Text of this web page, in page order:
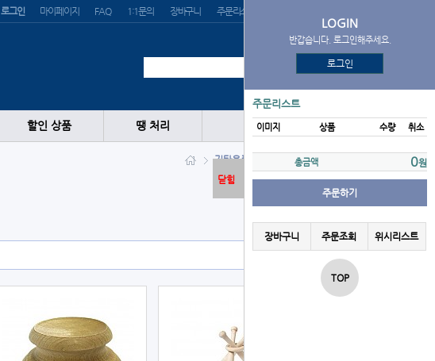
로그인 마이페이지 FAQ 1:1문의 장바구니 주문리스트
할인 상품 땡 처리
기타용품 장식품
LOGIN
반갑습니다. 로그인해주세요.
로그인
주문리스트
이미지 상품 수량 취소
총금액 0원
주문하기
장바구니 주문조회 위시리스트
TOP
닫힘